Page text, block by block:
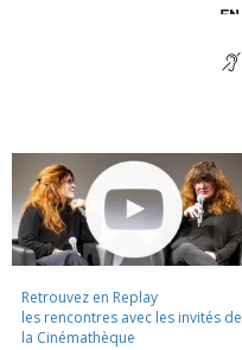
Retrouvez en Replay
les rencontres avec les invités de
la Cinémathèque